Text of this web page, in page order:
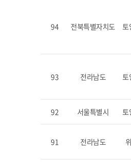
94 전북특별자치도 토
93 전라남도 토
92 서울특별시 토
91 전라남도